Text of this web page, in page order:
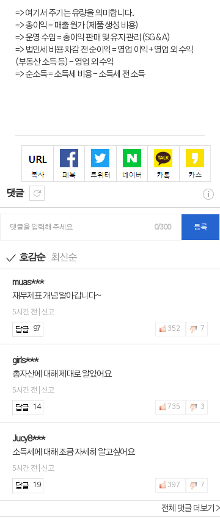
=> 여기서 주기는 유량을 의미합니다.
=> 총이익 = 매출 원가 (제품 생성 비용)
=> 운영 수입 = 총이익 판매 및 유지 관리 (SG & A)
=> 법인세 비용 차감 전 순이익 = 영업 이익 + 영업 외 수익
(부동산 소득 등) - 영업 외 수익
=> 순소득 = 소득세 비용 - 소득세 전 소득
댓글
댓글을 입력해 주세요 0/300 등록
호감순 최신순
muas***
재무제표 개념 알아갑니다~
5시간 전 | 신고
97 352 7
girls***
총자산에 대해 제대로 알았어요
5시간 전 | 신고
14 735 3
Jucy8***
소득세에 대해 조금 자세히 알고싶어요
5시간 전 | 신고
19 397 7
전체 댓글 더보기 >